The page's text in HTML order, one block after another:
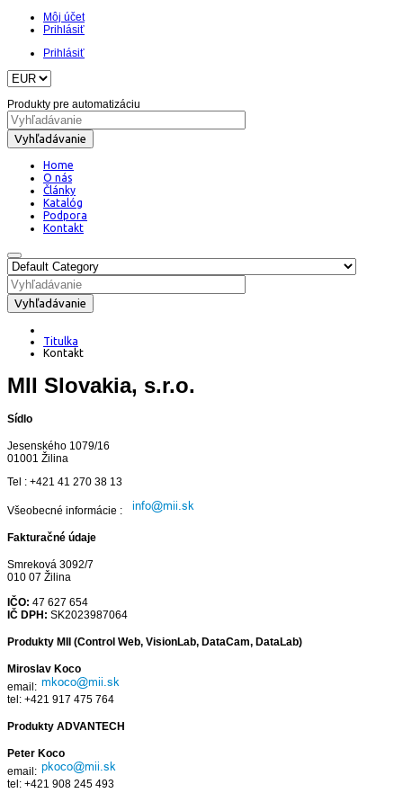
Môj účet
Prihlásiť
Prihlásiť
Produkty pre automatizáciu
Vyhľadávanie
Home
O nás
Články
Katalóg
Podpora
Kontakt
Vyhľadávanie
Titulka
Kontakt
MII Slovakia, s.r.o.
Sídlo
Jesenského 1079/16
01001 Žilina
Tel : +421 41 270 38 13
Všeobecné informácie :
Fakturačné údaje
Smreková 3092/7
010 07 Žilina
IČO: 47 627 654
IČ DPH: SK2023987064
Produkty MII (Control Web, VisionLab, DataCam, DataLab)
Miroslav Koco
email:
tel: +421 917 475 764
Produkty ADVANTECH
Peter Koco
email:
tel: +421 908 245 493